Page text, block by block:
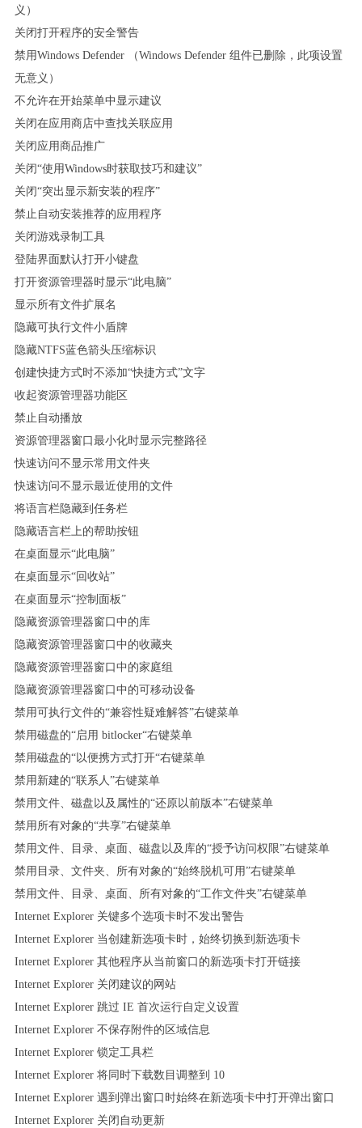
义）
关闭打开程序的安全警告
禁用Windows Defender （Windows Defender 组件已删除，此项设置
无意义）
不允许在开始菜单中显示建议
关闭在应用商店中查找关联应用
关闭应用商品推广
关闭“使用Windows时获取技巧和建议”
关闭“突出显示新安装的程序”
禁止自动安装推荐的应用程序
关闭游戏录制工具
登陆界面默认打开小键盘
打开资源管理器时显示“此电脑”
显示所有文件扩展名
隐藏可执行文件小盾牌
隐藏NTFS蓝色箭头压缩标识
创建快捷方式时不添加“快捷方式”文字
收起资源管理器功能区
禁止自动播放
资源管理器窗口最小化时显示完整路径
快速访问不显示常用文件夹
快速访问不显示最近使用的文件
将语言栏隐藏到任务栏
隐藏语言栏上的帮助按钮
在桌面显示“此电脑”
在桌面显示“回收站”
在桌面显示“控制面板”
隐藏资源管理器窗口中的库
隐藏资源管理器窗口中的收藏夹
隐藏资源管理器窗口中的家庭组
隐藏资源管理器窗口中的可移动设备
禁用可执行文件的“兼容性疑难解答”右键菜单
禁用磁盘的“启用 bitlocker“右键菜单
禁用磁盘的“以便携方式打开“右键菜单
禁用新建的“联系人”右键菜单
禁用文件、磁盘以及属性的“还原以前版本”右键菜单
禁用所有对象的“共享”右键菜单
禁用文件、目录、桌面、磁盘以及库的“授予访问权限”右键菜单
禁用目录、文件夹、所有对象的“始终脱机可用”右键菜单
禁用文件、目录、桌面、所有对象的“工作文件夹”右键菜单
Internet Explorer 关键多个选项卡时不发出警告
Internet Explorer 当创建新选项卡时，始终切换到新选项卡
Internet Explorer 其他程序从当前窗口的新选项卡打开链接
Internet Explorer 关闭建议的网站
Internet Explorer 跳过 IE 首次运行自定义设置
Internet Explorer 不保存附件的区域信息
Internet Explorer 锁定工具栏
Internet Explorer 将同时下载数目调整到 10
Internet Explorer 遇到弹出窗口时始终在新选项卡中打开弹出窗口
Internet Explorer 关闭自动更新